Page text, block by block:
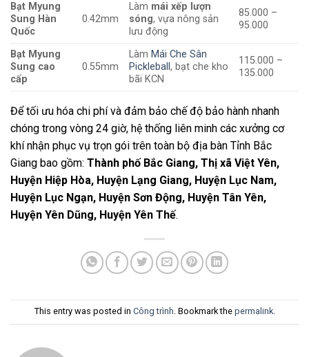
Bạt Myung
Sung Hàn
Quốc
0.42mm
Làm mái xếp lượn
sóng, vựa nông sản
lưu động
85.000 –
95.000
Bạt Myung
Sung cao
cấp
0.55mm
Làm Mái Che Sân
Pickleball, bạt che kho
bãi KCN
115.000 –
135.000
Để tối ưu hóa chi phí và đảm bảo chế độ bảo hành nhanh
chóng trong vòng 24 giờ, hệ thống liên minh các xưởng cơ
khí nhận phục vụ trọn gói trên toàn bộ địa bàn Tỉnh Bắc
Giang bao gồm: Thành phố Bắc Giang, Thị xã Việt Yên,
Huyện Hiệp Hòa, Huyện Lạng Giang, Huyện Lục Nam,
Huyện Lục Ngạn, Huyện Sơn Động, Huyện Tân Yên,
Huyện Yên Dũng, Huyện Yên Thế.
This entry was posted in Công trình. Bookmark the permalink.